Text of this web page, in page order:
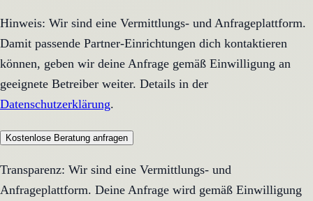
Hinweis: Wir sind eine Vermittlungs- und Anfrageplattform.
Damit passende Partner-Einrichtungen dich kontaktieren
können, geben wir deine Anfrage gemäß Einwilligung an
geeignete Betreiber weiter. Details in der
Datenschutzerklärung.
Kostenlose Beratung anfragen
Transparenz: Wir sind eine Vermittlungs- und
Anfrageplattform. Deine Anfrage wird gemäß Einwilligung